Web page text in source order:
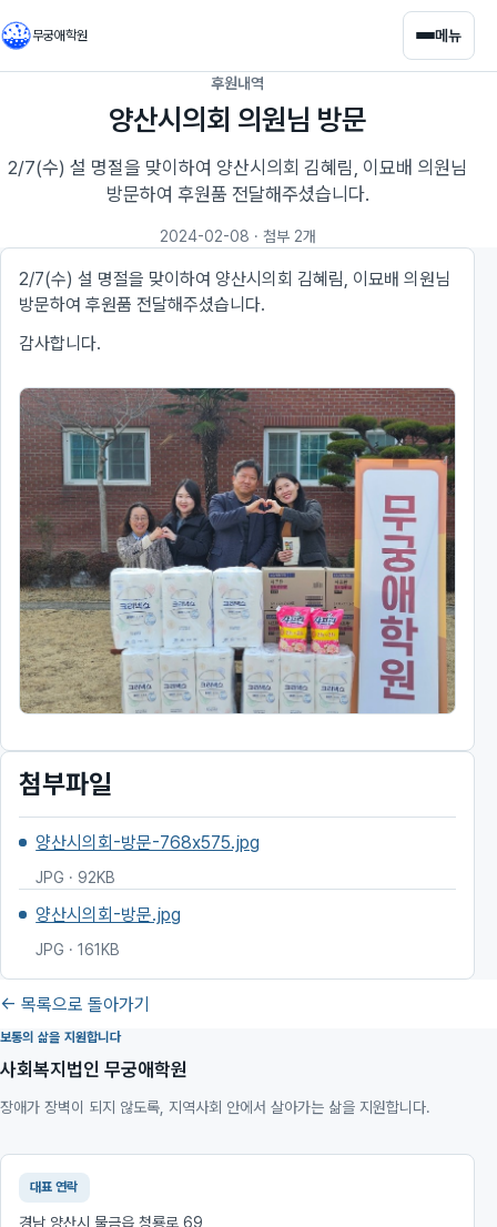
무궁애학원 메뉴
후원내역
양산시의회 의원님 방문
2/7(수) 설 명절을 맞이하여 양산시의회 김혜림, 이묘배 의원님
방문하여 후원품 전달해주셨습니다.
2024-02-08 · 첨부 2개
2/7(수) 설 명절을 맞이하여 양산시의회 김혜림, 이묘배 의원님
방문하여 후원품 전달해주셨습니다.
감사합니다.
첨부파일
양산시의회-방문-768x575.jpg
JPG · 92KB
양산시의회-방문.jpg
JPG · 161KB
← 목록으로 돌아가기
보통의 삶을 지원합니다
사회복지법인 무궁애학원
장애가 장벽이 되지 않도록, 지역사회 안에서 살아가는 삶을 지원합니다.
대표 연락
경남 양산시 물금읍 청룡로 69